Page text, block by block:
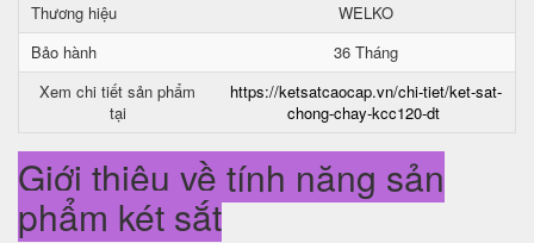
Thương hiệu
WELKO
Bảo hành
36 Tháng
Xem chi tiết sản phẩm
tại
https://ketsatcaocap.vn/chi-tiet/ket-sat-
chong-chay-kcc120-dt
Giới thiệu về tính năng sản
phẩm két sắt